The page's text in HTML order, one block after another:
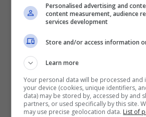
In questo momento
tipo di accordi si troveranno
prossima stagione tra alcune
allenatori, perché in questo
sono conferme in merito a
accadere con la rivoluzione
parte di alcune società che
Personalised advertising and
content measurement, audience
services development
Store and/or access information
Learn more
Your personal data will be processed
your device (cookies, unique identifiers,
data) may be stored by, accessed by and
partners, or used specifically by this site.
may use precise geolocation data. List of